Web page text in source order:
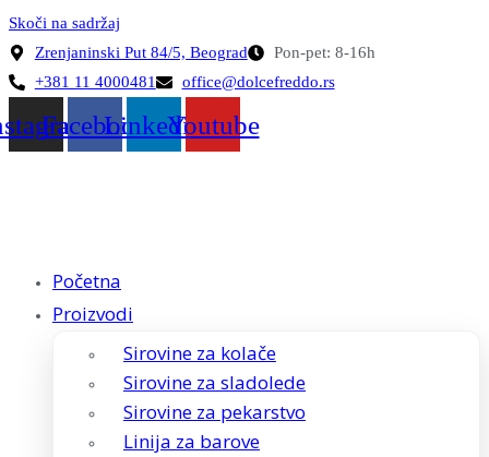
Skoči na sadržaj
Zrenjaninski Put 84/5, Beograd
Pon-pet: 8-16h
+381 11 4000481
office@dolcefreddo.rs
FacebookLinkedinYoutube
Početna
Proizvodi
Sirovine za kolače
Sirovine za sladolede
Sirovine za pekarstvo
Linija za barove